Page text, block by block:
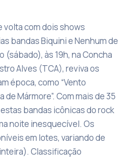
volta com dois shows
bandas Biquini e Nenhum de
(sábado), às 19h, na Concha
Alves (TCA), reviva os
época, como “Vento
de Mármore”. Com mais de 35
bandas icônicas do rock
noite inesquecível. Os
em lotes, variando de
Classificação